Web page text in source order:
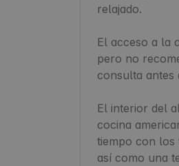
relajado.
El acceso a la
pero no
consulta antes
El interior del
cocina
tiempo con los
así como una